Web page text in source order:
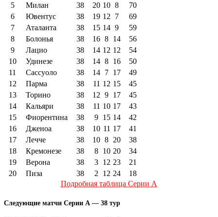
5
Милан 38 20 10 8
70
6
Ювентус 38 19 12 7
69
7
Аталанта 38 15 14 9
59
8
Болонья 38 16 8 14
56
9
Лацио 38 14 12 12
54
10
Удинезе 38 14 8 16
50
11
Сассуоло 38 14 7 17
49
12
Парма 38 11 12 15
45
13
Торино 38 12 9 17
45
14
Кальяри 38 11 10 17
43
15
Фиорентина 38 9 15 14
42
16
Дженоа 38 10 11 17
41
17
Лечче 38 10 8 20
38
18
Кремонезе 38 8 10 20
34
19
Верона 38 3 12 23
21
20
Пиза 38 2 12 24
18
Подробная таблица Серии А
Следующие матчи Серии А — 38 тур